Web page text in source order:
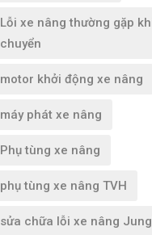
Lỗi xe nâng thường gặp
chuyển
motor khởi động xe nâng
máy phát xe nâng
Phụ tùng xe nâng
phụ tùng xe nâng TVH
sửa chữa lỗi xe nâng